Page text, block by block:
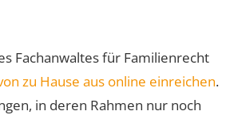
Fachanwaltes für Familienrecht
zu Hause aus online einreichen.
in deren Rahmen nur noch